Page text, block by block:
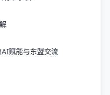
赋能与东盟交流